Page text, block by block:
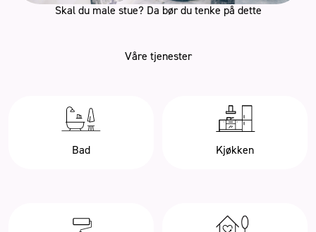
Skal du male stue? Da bør du tenke på dette
Våre tjenester
Bad Kjøkken